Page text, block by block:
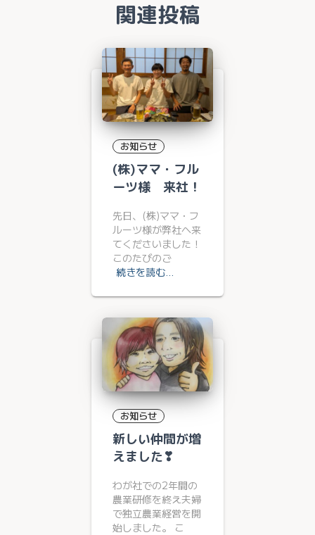
関連投稿
お知らせ
(株)ママ・フル
ーツ様 来社！
先日、(株)ママ・フ
ルーツ様が弊社へ来
てくださいました！
このたびのご
続きを読む…
お知らせ
新しい仲間が増
えました❣
わが社での2年間の
農業研修を終え夫婦
で独立農業経営を開
始しました。 こ